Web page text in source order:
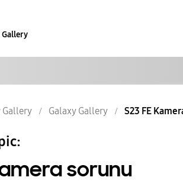
Gallery
Gallery Galaxy Gallery S23 FE
sorunu